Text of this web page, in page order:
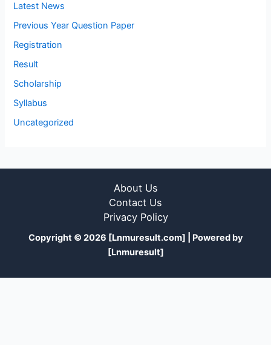
Latest News
Previous Year Question Paper
Registration
Result
Scholarship
Syllabus
Uncategorized
About Us
Contact Us
Privacy Policy
Copyright © 2026 [Lnmuresult.com] | Powered by
[Lnmuresult]